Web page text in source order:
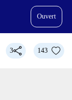
Ouvert
3 143